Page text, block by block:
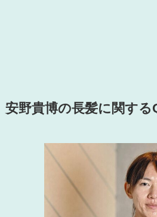
安野貴博の長髪に関する